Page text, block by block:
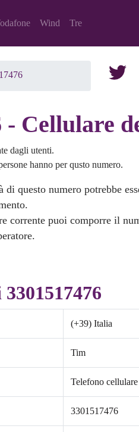
Wind Tre
- Cellulare
dagli utenti.
hanno per qusto numero.
questo numero potrebbe
corrente puoi comporre il
(+39) Italia
Tim
Telefono cellulare
3301517476